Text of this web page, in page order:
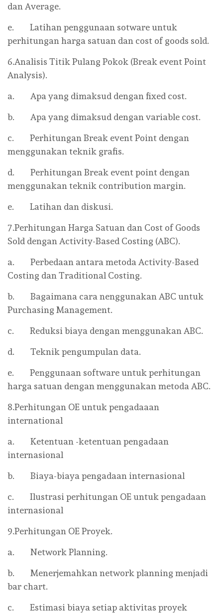
dan Average.
e. Latihan penggunaan sotware untuk
perhitungan harga satuan dan cost of goods sold.
6.Analisis Titik Pulang Pokok (Break event Point
Analysis).
a. Apa yang dimaksud dengan fixed cost.
b. Apa yang dimaksud dengan variable cost.
c. Perhitungan Break event Point dengan
menggunakan teknik grafis.
d. Perhitungan Break event point dengan
menggunakan teknik contribution margin.
e. Latihan dan diskusi.
7.Perhitungan Harga Satuan dan Cost of Goods
Sold dengan Activity-Based Costing (ABC).
a. Perbedaan antara metoda Activity-Based
Costing dan Traditional Costing.
b. Bagaimana cara nenggunakan ABC untuk
Purchasing Management.
c. Reduksi biaya dengan menggunakan ABC.
d. Teknik pengumpulan data.
e. Penggunaan software untuk perhitungan
harga satuan dengan menggunakan metoda ABC.
8.Perhitungan OE untuk pengadaaan
international
a. Ketentuan -ketentuan pengadaan
internasional
b. Biaya-biaya pengadaan internasional
c. Ilustrasi perhitungan OE untuk pengadaan
internasional
9.Perhitungan OE Proyek.
a. Network Planning.
b. Menerjemahkan network planning menjadi
bar chart.
c. Estimasi biaya setiap aktivitas proyek